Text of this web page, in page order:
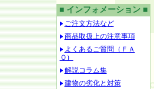
■ インフォメーション ■
ご注文方法など
商品取扱上の注意事項
よくあるご質問（ＦＡ
Ｑ）
解説コラム集
建物の劣化と対策